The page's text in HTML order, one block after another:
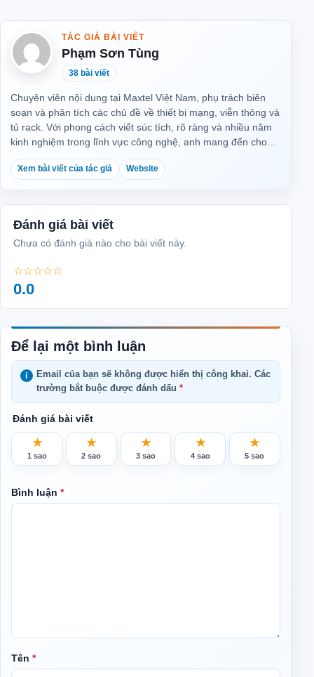
TÁC GIẢ BÀI VIẾT
Phạm Sơn Tùng
38 bài viết
Chuyên viên nội dung tại Maxtel Việt Nam, phụ trách biên
soạn và phân tích các chủ đề về thiết bị mạng, viễn thông và
tủ rack. Với phong cách viết súc tích, rõ ràng và nhiều năm
kinh nghiệm trong lĩnh vực công nghệ, anh mang đến cho
độc giả những thông tin kỹ thuật chuẩn xác, dễ hiểu và thực
tiễn nhất.
Xem bài viết của tác giả Website
Đánh giá bài viết
Chưa có đánh giá nào cho bài viết này.
☆☆☆☆☆
0.0
Để lại một bình luận
Email của bạn sẽ không được hiển thị công khai. Các
trường bắt buộc được đánh dấu *
Đánh giá bài viết
★
1 sao
★
2 sao
★
3 sao
★
4 sao
★
5 sao
Bình luận*
Tên*